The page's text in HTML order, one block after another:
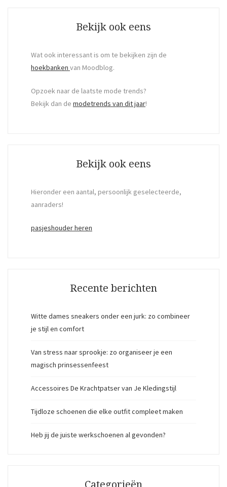
Bekijk ook eens
Wat ook interessant is om te bekijken zijn de
hoekbanken van Moodblog.
Opzoek naar de laatste mode trends?
Bekijk dan de modetrends van dit jaar!
Bekijk ook eens
Hieronder een aantal, persoonlijk geselecteerde,
aanraders!
pasjeshouder heren
Recente berichten
Witte dames sneakers onder een jurk: zo combineer
je stijl en comfort
Van stress naar sprookje: zo organiseer je een
magisch prinsessenfeest
Accessoires De Krachtpatser van Je Kledingstijl
Tijdloze schoenen die elke outfit compleet maken
Heb jij de juiste werkschoenen al gevonden?